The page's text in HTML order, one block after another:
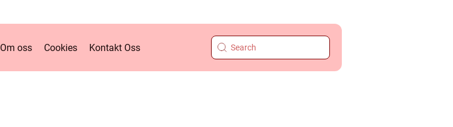
Om oss Cookies Kontakt Oss